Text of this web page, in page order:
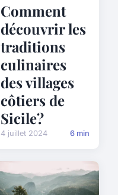
Comment
découvrir les
traditions
culinaires
des villages
côtiers de
Sicile?
4 juillet 2024 6 min